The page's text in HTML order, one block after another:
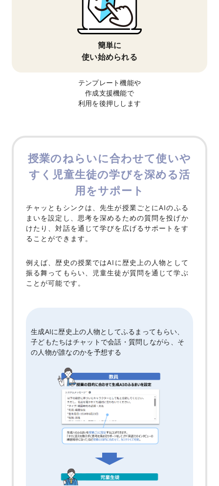
簡単に
使い始められる
テンプレート機能や
作成支援機能で
利用を後押しします
授業のねらいに合わせて使いや
すく 児童生徒の学びを深める活
用をサポート
チャッともシンクは、先生が授業ごとにAIのふる
まいを設定し、 思考を深めるための質問を投げか
けたり、対話を通じて学びを広げるサポートをす
ることができます。
例えば、歴史の授業ではAIに歴史上の人物として
振る舞ってもらい、
児童生徒が質問を通じて学ぶ
ことが可能です。
生成AIに歴史上の人物としてふるまってもらい、
子どもたちはチャットで会話・質問しながら、そ
の人物が誰なのかを予想する